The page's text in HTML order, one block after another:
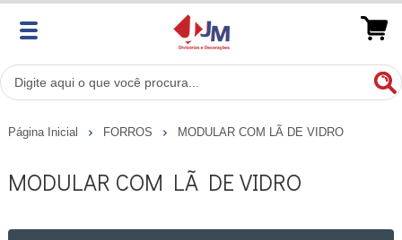
Página Inicial FORROS MODULAR COM LÃ DE VIDRO
MODULAR COM LÃ DE VIDRO